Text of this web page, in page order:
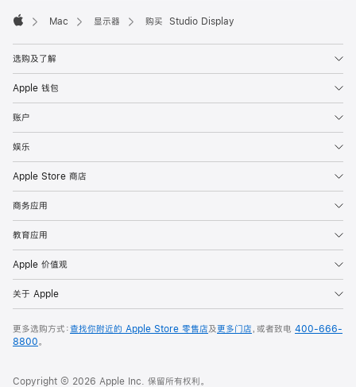
Mac 显示器 购买 Studio Display
选购及了解
Apple 钱包
账户
娱乐
Apple Store 商店
商务应用
教育应用
Apple 价值观
关于 Apple
更多选购方式：查找你附近的 Apple Store 零售店及更多门店，或者致电 400-666-
8800。
Copyright © 2026 Apple Inc. 保留所有权利。